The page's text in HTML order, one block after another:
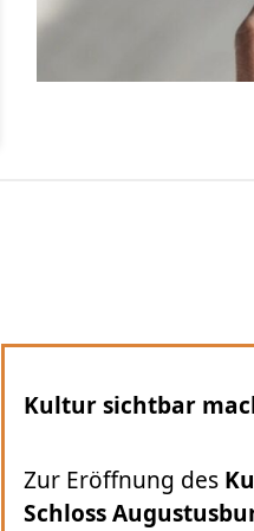
Im Rahmen